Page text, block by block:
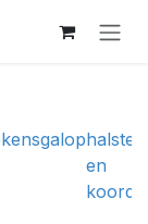
galop
en